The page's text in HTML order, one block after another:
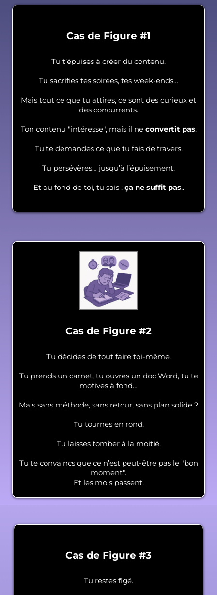
Cas de Figure #1
Tu t’épuises à créer du contenu.
Tu sacrifies tes soirées, tes week-ends…
Mais tout ce que tu attires, ce sont des curieux et
des concurrents.
Ton contenu "intéresse", mais il ne convertit pas.
Tu te demandes ce que tu fais de travers.
Tu persévères… jusqu’à l’épuisement.
Et au fond de toi, tu sais : ça ne suffit pas..
Cas de Figure #2
Tu décides de tout faire toi-même.
Tu prends un carnet, tu ouvres un doc Word, tu te
motives à fond…
Mais sans méthode, sans retour, sans plan solide ?
Tu tournes en rond.
Tu laisses tomber à la moitié.
Tu te convaincs que ce n’est peut-être pas le "bon
moment".
Et les mois passent.
Cas de Figure #3
Tu restes figé.